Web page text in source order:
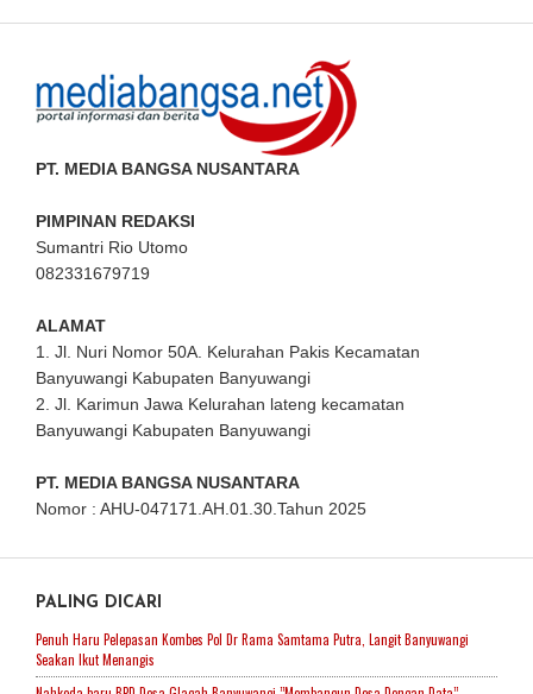
PT. MEDIA BANGSA NUSANTARA
PIMPINAN REDAKSI
Sumantri Rio Utomo
082331679719
ALAMAT
1. Jl. Nuri Nomor 50A. Kelurahan Pakis Kecamatan
Banyuwangi Kabupaten Banyuwangi
2. Jl. Karimun Jawa Kelurahan lateng kecamatan
Banyuwangi Kabupaten Banyuwangi
PT. MEDIA BANGSA NUSANTARA
Nomor : AHU-047171.AH.01.30.Tahun 2025
PALING DICARI
Penuh Haru Pelepasan Kombes Pol Dr Rama Samtama Putra, Langit Banyuwangi
Seakan Ikut Menangis